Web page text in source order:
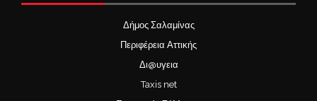
Δήμος Σαλαμίνας
Περιφέρεια Αττικής
Δι@υγεια
Taxis net